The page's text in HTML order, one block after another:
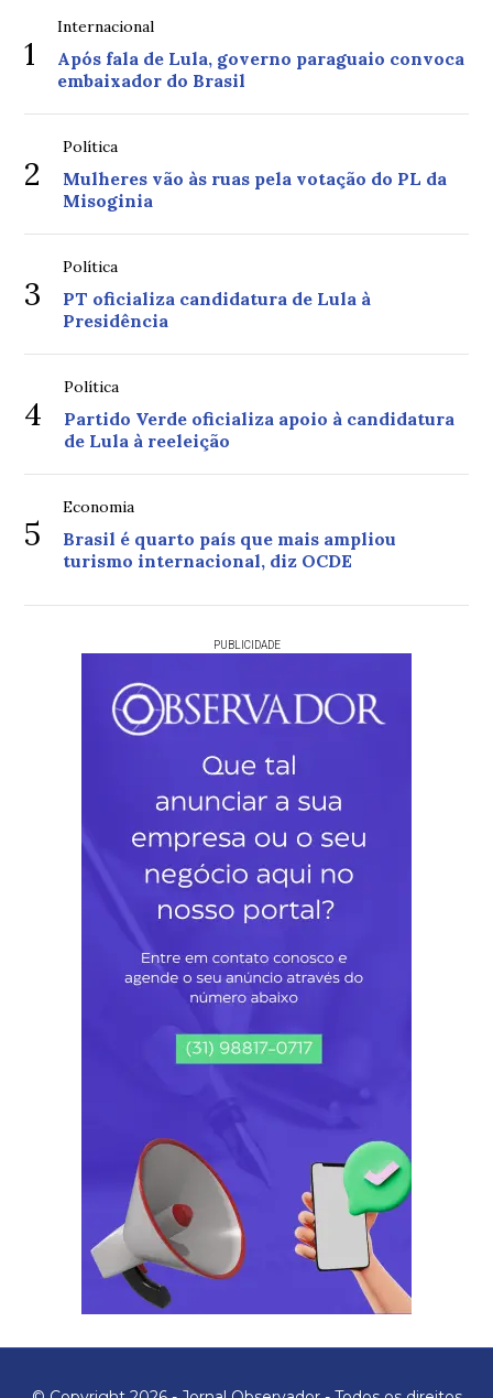
1
Internacional
Após fala de Lula, governo paraguaio convoca
embaixador do Brasil
2
Política
Mulheres vão às ruas pela votação do PL da
Misoginia
3
Política
PT oficializa candidatura de Lula à
Presidência
4
Política
Partido Verde oficializa apoio à candidatura
de Lula à reeleição
5
Economia
Brasil é quarto país que mais ampliou
turismo internacional, diz OCDE
PUBLICIDADE